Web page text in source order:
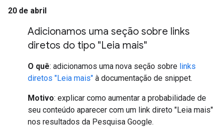
20 de abril
Adicionamos uma seção sobre links
diretos do tipo "Leia mais"
O quê: adicionamos uma nova seção sobre links
diretos "Leia mais" à documentação de snippet.
Motivo: explicar como aumentar a probabilidade de
seu conteúdo aparecer com um link direto "Leia mais"
nos resultados da Pesquisa Google.